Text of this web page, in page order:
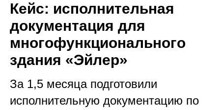
Кейс: исполнительная
документация для
многофункционального
здания «Эйлер»
За 1,5 месяца подготовили
исполнительную документацию по